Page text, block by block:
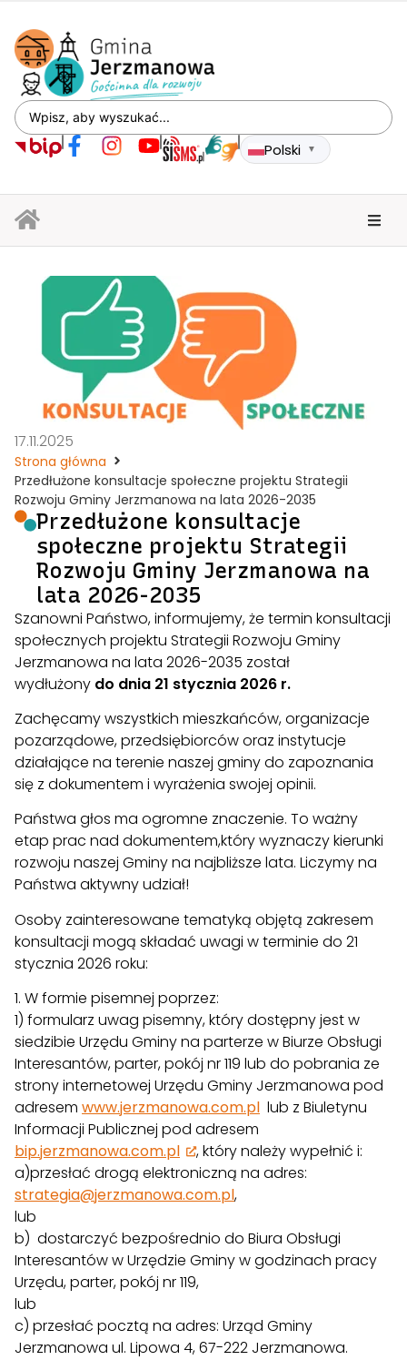
Polski ▼
17.11.2025
Strona główna
Przedłużone konsultacje społeczne projektu Strategii
Rozwoju Gminy Jerzmanowa na lata 2026-2035
Przedłużone konsultacje
społeczne projektu Strategii
Rozwoju Gminy Jerzmanowa na
lata 2026-2035
Szanowni Państwo, informujemy, że termin konsultacji
społecznych projektu Strategii Rozwoju Gminy
Jerzmanowa na lata 2026-2035 został
wydłużony do dnia 21 stycznia 2026 r.
Zachęcamy wszystkich mieszkańców, organizacje
pozarządowe, przedsiębiorców oraz instytucje
działające na terenie naszej gminy do zapoznania
się z dokumentem i wyrażenia swojej opinii.
Państwa głos ma ogromne znaczenie. To ważny
etap prac nad dokumentem,który wyznaczy kierunki
rozwoju naszej Gminy na najbliższe lata. Liczymy na
Państwa aktywny udział!
Osoby zainteresowane tematyką objętą zakresem
konsultacji mogą składać uwagi w terminie do 21
stycznia 2026 roku:
1. W formie pisemnej poprzez:
1) formularz uwag pisemny, który dostępny jest w
siedzibie Urzędu Gminy na parterze w Biurze Obsługi
Interesantów, parter, pokój nr 119 lub do pobrania ze
strony internetowej Urzędu Gminy Jerzmanowa pod
adresem www.jerzmanowa.com.pl lub z Biuletynu
Informacji Publicznej pod adresem
bip.jerzmanowa.com.pl
, który należy wypełnić i:
a)przesłać drogą elektroniczną na adres:
strategia@jerzmanowa.com.pl,
lub
b) dostarczyć bezpośrednio do Biura Obsługi
Interesantów w Urzędzie Gminy w godzinach pracy
Urzędu, parter, pokój nr 119,
lub
c) przesłać pocztą na adres: Urząd Gminy
Jerzmanowa ul. Lipowa 4, 67-222 Jerzmanowa.